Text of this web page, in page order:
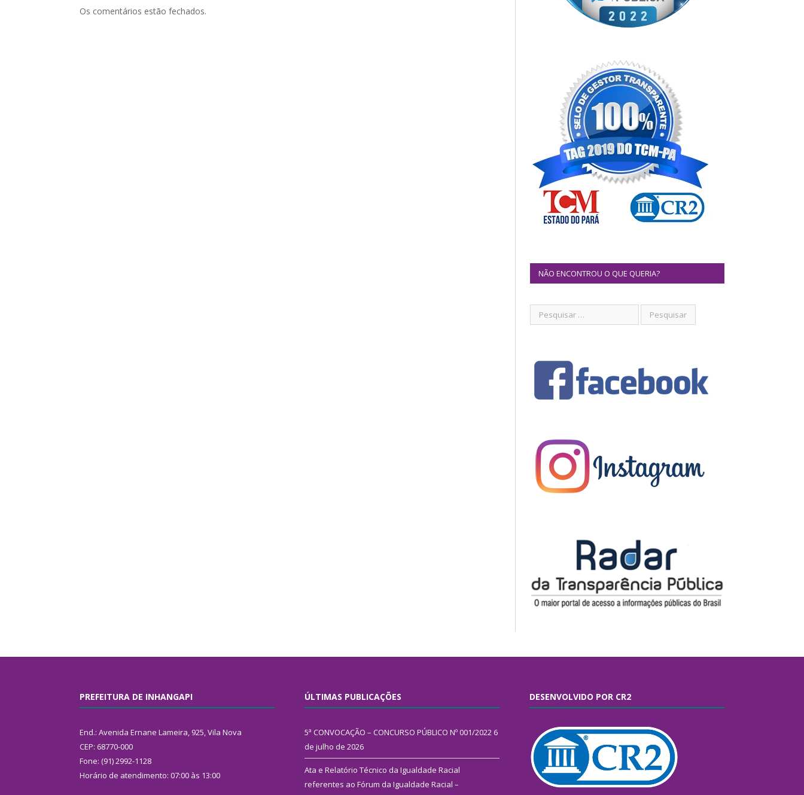
Os comentários estão fechados.
NÃO ENCONTROU O QUE QUERIA?
PREFEITURA DE INHANGAPI
End.: Avenida Ernane Lameira, 925, Vila Nova
CEP: 68770-000
Fone: (91) 2992-1128
Horário de atendimento: 07:00 às 13:00
ÚLTIMAS PUBLICAÇÕES
5ª CONVOCAÇÃO – CONCURSO PÚBLICO Nº 001/2022 6
de julho de 2026
Ata e Relatório Técnico da Igualdade Racial
referentes ao Fórum da Igualdade Racial –
DESENVOLVIDO POR CR2